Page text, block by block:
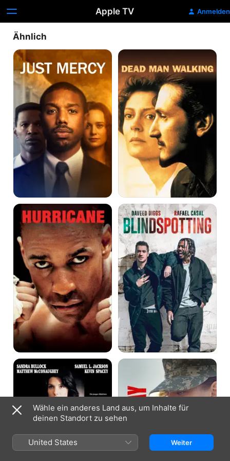
Apple TV Anmelden
Ähnlich
Just
Mercy
Dead
Walking
Hurricane Blindspotting
Die
Jury
Camp
Eine
verbotene
Liebe
Wähle ein anderes Land aus, um Inhalte für
deinen Standort zu sehen
United States Weiter